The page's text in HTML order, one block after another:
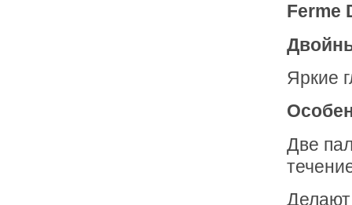
Ferme
Яркие
Две
Делают